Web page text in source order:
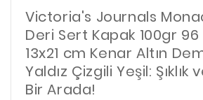
Victoria's Journals
Deri Sert Kapak 100gr
13x21 cm Kenar Altın
Yaldız Çizgili Yeşil:
Bir Arada!